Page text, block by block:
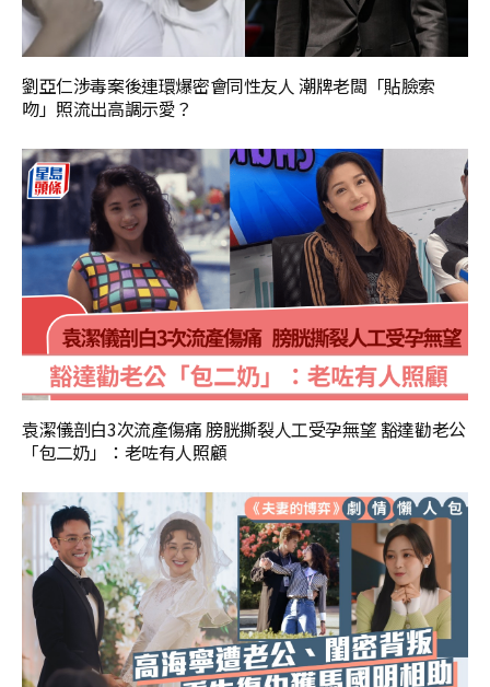
劉亞仁涉毒案後連環爆密會同性友人 潮牌老闆「貼臉索
吻」照流出高調示愛？
袁潔儀剖白3次流產傷痛 膀胱撕裂人工受孕無望 豁達勸老公
「包二奶」：老咗有人照顧